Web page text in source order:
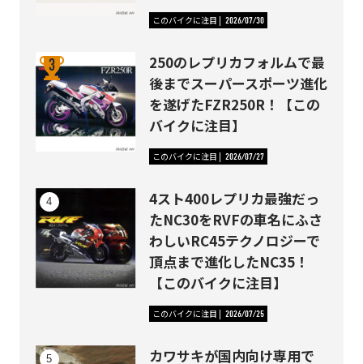
このバイクに注目 2026/07/30
250のレプリカフォルムで最
後までスーパースポーツ進化
を遂げたFZR250R！【この
バイクに注目】
このバイクに注目 2026/07/27
4スト400レプリカ最強だっ
たNC30をRVFの車名にふさ
わしいRC45テクノロジーで
頂点まで進化したNC35！
【このバイクに注目】
このバイクに注目 2026/07/25
カワサキが国内向け専用で